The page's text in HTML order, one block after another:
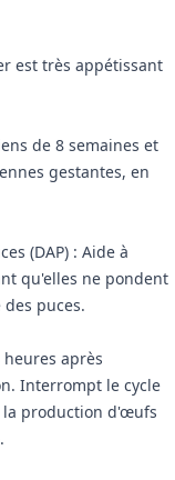
est très appétissant
de 8 semaines et
gestantes, en
(DAP) : Aide à
qu'elles ne pondent
puces.
heures après
Interrompt le cycle
la production d'œufs